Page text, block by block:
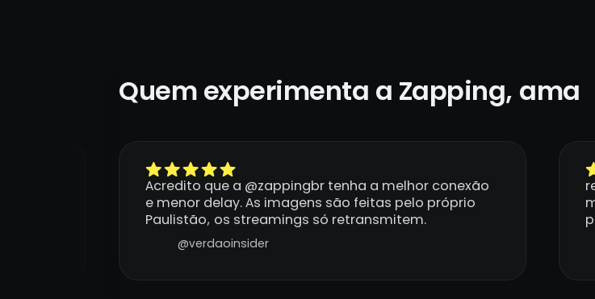
Quem experimenta a Zapping, ama
Acredito que a @zappingbr tenha a melhor conexão
e menor delay. As imagens são feitas pelo próprio
Paulistão, os streamings só retransmitem.
@verdaoinsider